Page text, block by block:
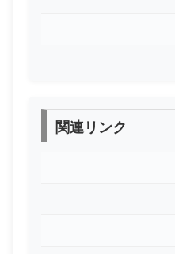
関連リンク